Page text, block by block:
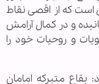
است که از اقصی نقاط
و در کمال آرامش
و روحیات خود را
بقاع متبرکه امامان